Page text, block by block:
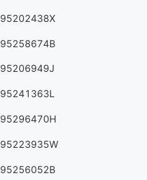
95202438X
95258674B
95206949J
95241363L
95296470H
95223935W
95256052B